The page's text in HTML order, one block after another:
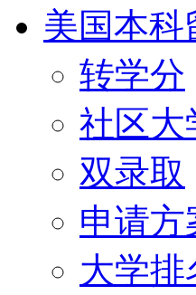
美国本科
转学分
社区大
双录取
申请方
大学排